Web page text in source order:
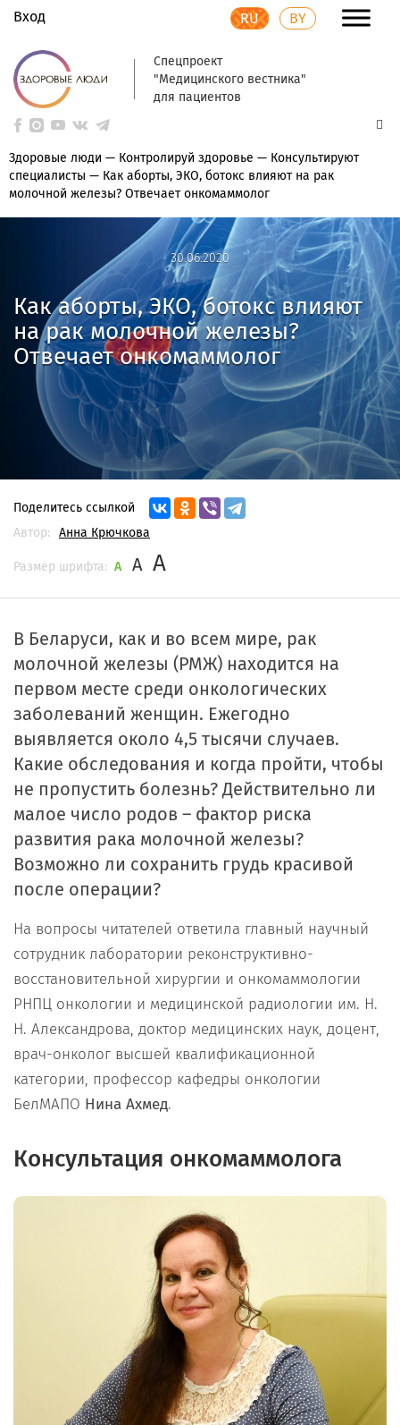
Вход RU BY
Спецпроект
"Медицинского вестника"
для пациентов
Здоровые люди — Контролируй здоровье — Консультируют
специалисты — Как аборты, ЭКО, ботокс влияют на рак
молочной железы? Отвечает онкомаммолог
30.06.2020
30.06.2020
Как аборты, ЭКО, ботокс влияют
на рак молочной железы?
Отвечает онкомаммолог
Поделитесь ссылкой
Автор:
Анна Крючкова
Размер шрифта: A A A
В Беларуси, как и во всем мире, рак
молочной железы (РМЖ) находится на
первом месте среди онкологических
заболеваний женщин. Ежегодно
выявляется около 4,5 тысячи случаев.
Какие обследования и когда пройти, чтобы
не пропустить болезнь? Действительно ли
малое число родов – фактор риска
развития рака молочной железы?
Возможно ли сохранить грудь красивой
после операции?
На вопросы читателей ответила главный научный
сотрудник лаборатории реконструктивно-
восстановительной хирургии и онкомаммологии
РНПЦ онкологии и медицинской радиологии им. Н.
Н. Александрова, доктор медицинских наук, доцент,
врач-онколог высшей квалификационной
категории, профессор кафедры онкологии
БелМАПО Нина Ахмед.
Консультация онкомаммолога